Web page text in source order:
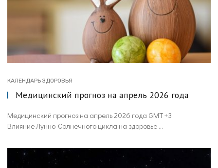
КАЛЕНДАРЬ ЗДОРОВЬЯ
Медицинский прогноз на апрель 2026 года
Медицинский прогноз на апрель 2026 года GMT +3
Влияние Лунно-Солнечного цикла на здоровье ...